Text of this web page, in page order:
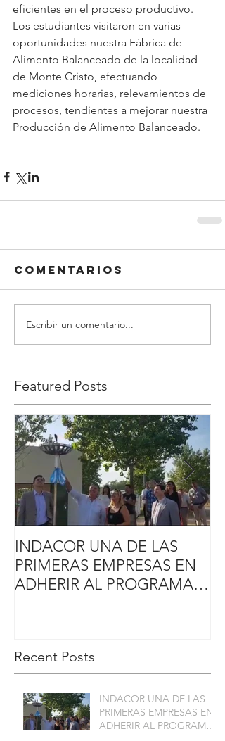
eficientes en el proceso productivo.
Los estudiantes visitaron en varias
oportunidades nuestra Fábrica de
Alimento Balanceado de la localidad
de Monte Cristo, efectuando
mediciones horarias, relevamientos de
procesos, tendientes a mejorar nuestra
Producción de Alimento Balanceado.
Comentarios
Escribir un comentario...
Featured Posts
INDACOR UNA DE LAS
PRIMERAS EMPRESAS EN
ADHERIR AL PROGRAMA
Recent Posts
INDACOR UNA DE LAS
PRIMERAS EMPRESAS EN
ADHERIR AL PROGRAMA